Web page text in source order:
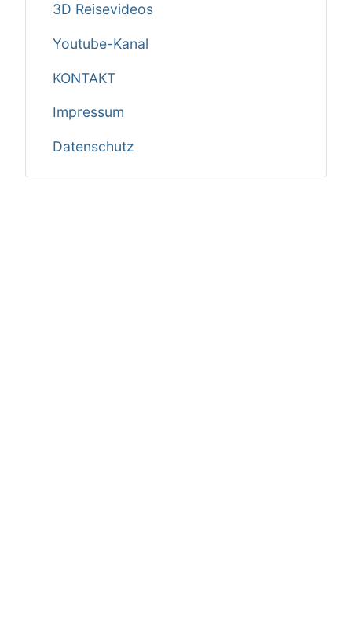
3D Reisevideos
Youtube-Kanal
KONTAKT
Impressum
Datenschutz